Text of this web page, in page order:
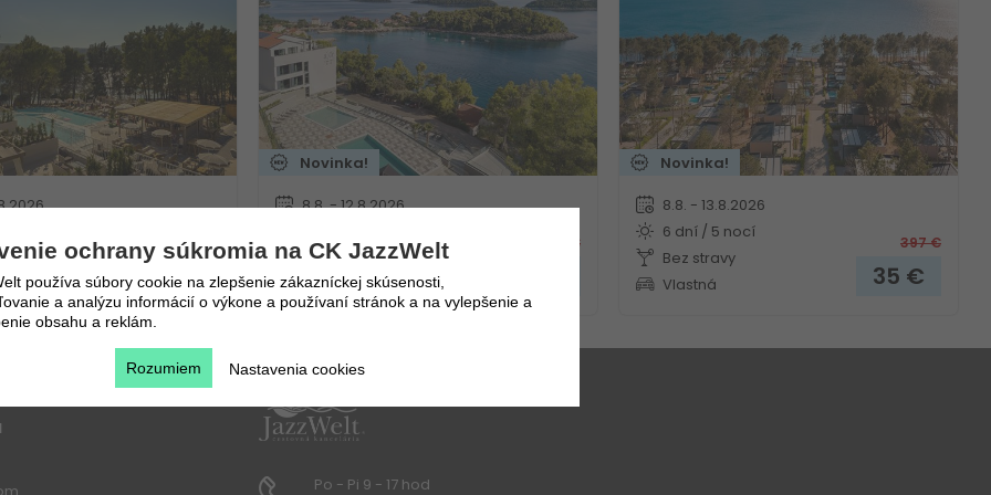
920€
384€
Novinka!
8.8. - 12.8.2026
Polpenzia
Vlastná
€
Novinka!
8.8. - 13.8.2026
6 dní / 5 nocí
Bez stravy
Vlastná
397€
35 €
Po - Pi 9 - 17 hod
ochrany súkromia na CK JazzWelt
používa súbory cookie na zlepšenie zákazníckej skúsenosti,
a analýzu informácií o výkone a používaní stránok a na vylepšenie a
obsahu a reklám.
Nastavenia cookies
Rozumiem